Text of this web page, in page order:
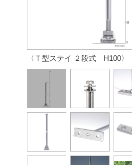
〈Ｔ型ステイ ２段式 H100〉